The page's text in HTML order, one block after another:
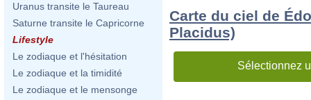
Uranus transite le Taureau
Saturne transite le Capricorne
Lifestyle
Le zodiaque et l'hésitation
Le zodiaque et la timidité
Le zodiaque et le mensonge
Carte du ciel de
Placidus)
Sélectionnez